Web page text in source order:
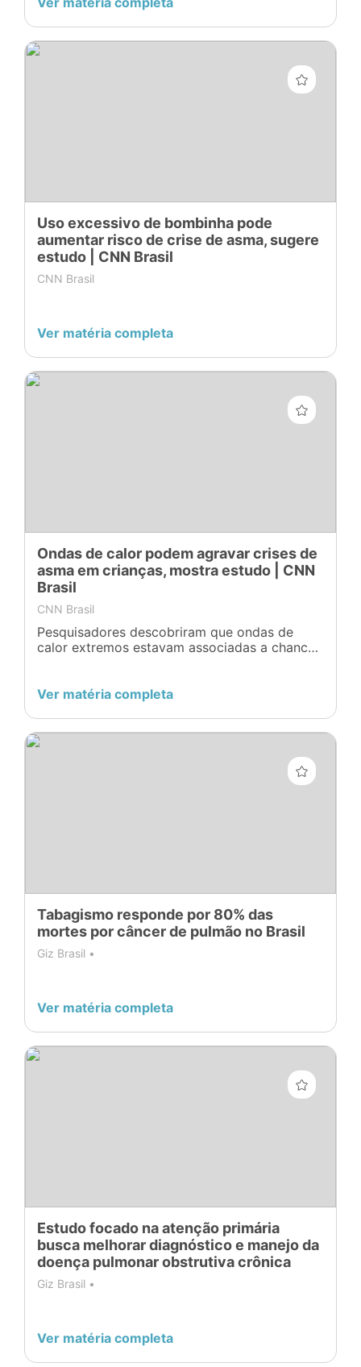
Uso excessivo de bombinha pode
aumentar risco de crise de asma, sugere
estudo | CNN Brasil
CNN Brasil
Ver matéria completa
Ondas de calor podem agravar crises de
asma em crianças, mostra estudo | CNN
Brasil
CNN Brasil
Pesquisadores descobriram que ondas de
calor extremos estavam associadas a chances
Ver matéria completa
Tabagismo responde por 80% das
mortes por câncer de pulmão no Brasil
Giz Brasil •
Ver matéria completa
Estudo focado na atenção primária
busca melhorar diagnóstico e manejo da
doença pulmonar obstrutiva crônica
Giz Brasil •
Ver matéria completa